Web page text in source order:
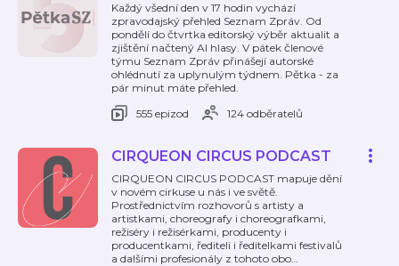
Každý všední den v 17 hodin vychází
zpravodajský přehled Seznam Zpráv. Od
pondělí do čtvrtka editorský výběr aktualit a
zjištění načtený AI hlasy. V pátek členové
týmu Seznam Zpráv přinášejí autorské
ohlédnutí za uplynulým týdnem. Pětka - za
pár minut máte přehled.
555 epizod
124 odběratelů
CIRQUEON CIRCUS PODCAST
CIRQUEON CIRCUS PODCAST mapuje dění
v novém cirkuse u nás i ve světě.
Prostřednictvím rozhovorů s artisty a
artistkami, choreografy i choreografkami,
režiséry i režisérkami, producenty i
producentkami, řediteli i ředitelkami festivalů
a dalšími profesionály z tohoto obo…